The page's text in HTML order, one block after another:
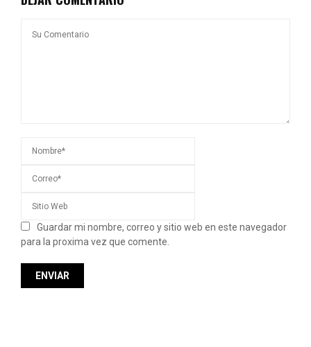
Guardar mi nombre, correo y sitio web en este navegador
para la proxima vez que comente.